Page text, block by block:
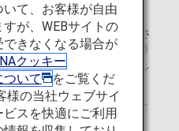
がESGを自分事として捉
年度より多方面で活躍さ
ンを掲げる企業の方を講師
Promiseフォーラムを開催し
ーラムを開催し、対面・オ
ープ社員が参加しました。
て、お客様が自由
が、WEBサイトの
きなくなる場合が
クッキー
ついて
をご覧くだ
様の当社ウェブサイ
ビスを快適にご利用